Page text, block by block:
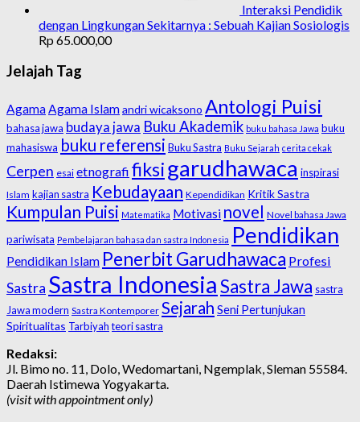
Interaksi Pendidik
dengan Lingkungan Sekitarnya : Sebuah Kajian Sosiologis
Rp 65.000,00
Jelajah Tag
AgamaAgama Islamandri wicaksono Antologi Puisi
bahasa jawa budaya jawa Buku Akademik buku bahasa Jawa buku
mahasiswa buku referensi Buku Sastra Buku Sejarah cerita cekak
Cerpen esai etnografi fiksigarudhawaca inspirasi
Islam kajian sastra Kebudayaan Kependidikan Kritik Sastra
Kumpulan Puisi Matematika Motivasi novel Novel bahasa Jawa
pariwisata Pembelajaran bahasa dan sastra Indonesia Pendidikan
Pendidikan Islam Penerbit Garudhawaca Profesi
Sastra Sastra IndonesiaSastra Jawa sastra
Jawa modern Sastra Kontemporer Sejarah Seni Pertunjukan
Spiritualitas Tarbiyah teori sastra
Redaksi:
Jl. Bimo no. 11, Dolo, Wedomartani, Ngemplak, Sleman 55584.
Daerah Istimewa Yogyakarta.
(visit with appointment only)